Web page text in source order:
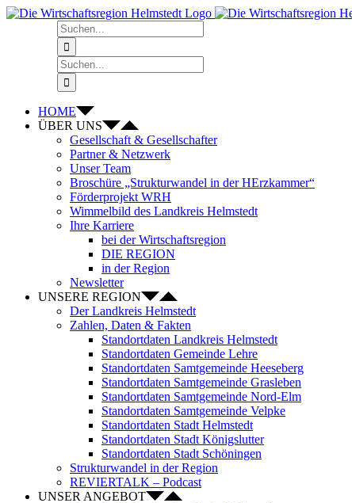
Zum
Suche
nach:
Suche
nach:
HOME
ÜBER UNS
Gesellschaft & Gesellschafter
Partner & Netzwerk
Unser Team
Broschüre „Strukturwandel in der HErzkammer“
Förderprojekt WRH
Wimmelbild des Landkreis Helmstedt
Ihre Karriere
bei der Wirtschaftsregion
DIE REGION
in der Region
Newsletter
UNSERE REGION
Der Landkreis Helmstedt
Zahlen, Daten & Fakten
Standortdaten Landkreis Helmstedt
Standortdaten Gemeinde Lehre
Standortdaten Samtgemeinde Heeseberg
Standortdaten Samtgemeinde Grasleben
Standortdaten Samtgemeinde Nord-Elm
Standortdaten Samtgemeinde Velpke
Standortdaten Stadt Helmstedt
Standortdaten Stadt Königslutter
Standortdaten Stadt Schöningen
Strukturwandel in der Region
REVIERTALK – Podcast
UNSER ANGEBOT